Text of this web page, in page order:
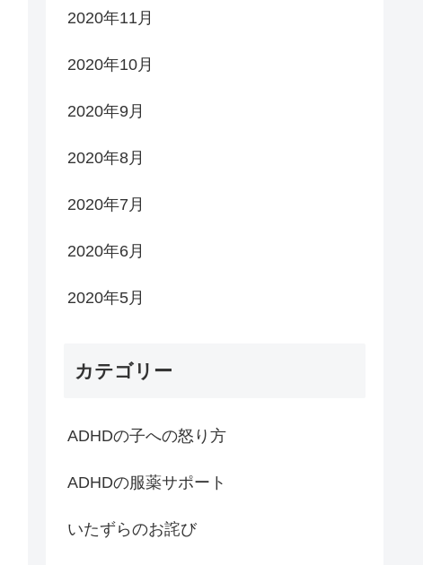
2020年11月
2020年10月
2020年9月
2020年8月
2020年7月
2020年6月
2020年5月
カテゴリー
ADHDの子への怒り方
ADHDの服薬サポート
いたずらのお詫び